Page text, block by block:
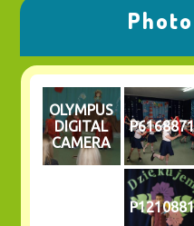
OLYMPUS
DIGITAL
CAMERA